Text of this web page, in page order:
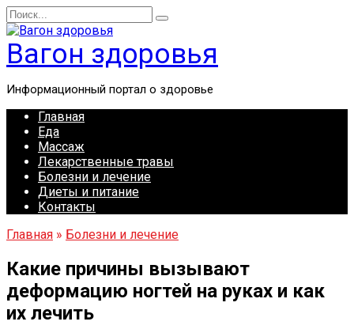
Перейти
к
содержанию
Search
for:
Вагон здоровья
Информационный портал о здоровье
Главная
Еда
Массаж
Лекарственные травы
Болезни и лечение
Диеты и питание
Контакты
Главная » Болезни и лечение
Какие причины вызывают
деформацию ногтей на руках и как
их лечить